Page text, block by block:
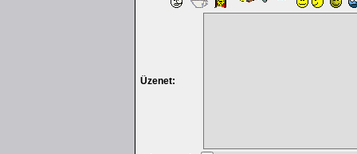
Üzenet: